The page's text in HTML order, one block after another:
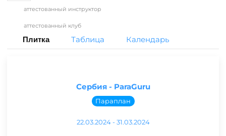
аттестованный инструктор
аттестованный клуб
Плитка Таблица Календарь
Сербия - ParaGuru
Параплан
22.03.2024 - 31.03.2024